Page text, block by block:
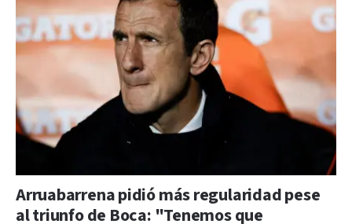
Arruabarrena pidió más regularidad pese
al triunfo de Boca: "Tenemos que